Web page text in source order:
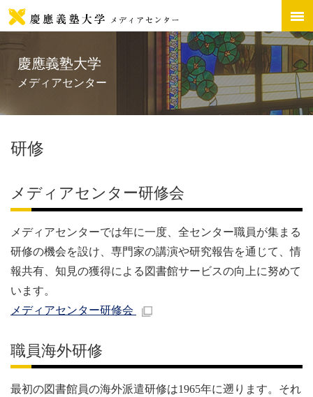
慶應義塾大学
メディアセンター
研修
メディアセンター研修会
メディアセンターでは年に一度、全センター職員が集まる
研修の機会を設け、専門家の講演や研究報告を通じて、情
報共有、知見の獲得による図書館サービスの向上に努めて
います。
メディアセンター研修会
職員海外研修
最初の図書館員の海外派遣研修は1965年に遡ります。それ